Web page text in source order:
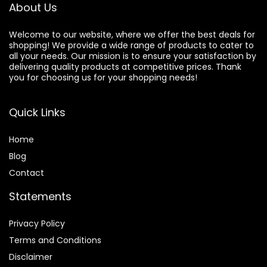
About Us
Welcome to our website, where we offer the best deals for
shopping! We provide a wide range of products to cater to
all your needs. Our mission is to ensure your satisfaction by
delivering quality products at competitive prices. Thank
you for choosing us for your shopping needs!
Quick Links
Home
Blog
Contact
Statements
Privacy Policy
Terms and Conditions
Disclaimer